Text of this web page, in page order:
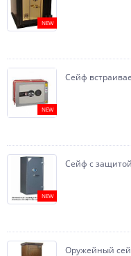
NEW
NEW
Сейф
NEW
Сейф с
Оружейный